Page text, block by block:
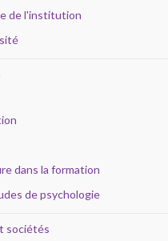
de l'institution
dans la formation
de psychologie
sociétés